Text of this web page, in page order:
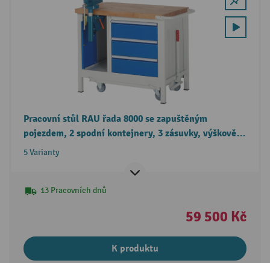
Pracovní stůl RAU řada 8000 se zapuštěným
pojezdem, 2 spodní kontejnery, 3 zásuvky, výškově
nastavitelný svěrák, výška 880 mm
5 Varianty
13 Pracovních dnů
59 500 Kč
K produktu